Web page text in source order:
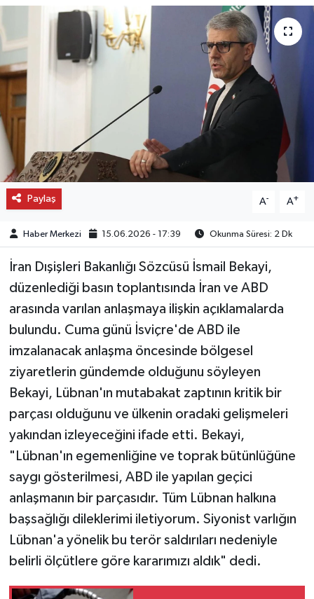
Paylaş A- A+
Haber Merkezi 15.06.2026 - 17:39 Okunma Süresi: 2 Dk
İran Dışişleri Bakanlığı Sözcüsü İsmail Bekayi,
düzenlediği basın toplantısında İran ve ABD
arasında varılan anlaşmaya ilişkin açıklamalarda
bulundu. Cuma günü İsviçre'de ABD ile
imzalanacak anlaşma öncesinde bölgesel
ziyaretlerin gündemde olduğunu söyleyen
Bekayi, Lübnan'ın mutabakat zaptının kritik bir
parçası olduğunu ve ülkenin oradaki gelişmeleri
yakından izleyeceğini ifade etti. Bekayi,
"Lübnan'ın egemenliğine ve toprak bütünlüğüne
saygı gösterilmesi, ABD ile yapılan geçici
anlaşmanın bir parçasıdır. Tüm Lübnan halkına
başsağlığı dileklerimi iletiyorum. Siyonist varlığın
Lübnan'a yönelik bu terör saldırıları nedeniyle
belirli ölçütlere göre kararımızı aldık" dedi.
SAĞLIK
SON DAKİKA